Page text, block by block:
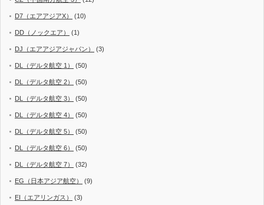
D7（エアアジアX） (10)
DD（ノックエア） (1)
DJ（エアアジアジャパン） (3)
DL（デルタ航空 1） (50)
DL（デルタ航空 2） (50)
DL（デルタ航空 3） (50)
DL（デルタ航空 4） (50)
DL（デルタ航空 5） (50)
DL（デルタ航空 6） (50)
DL（デルタ航空 7） (32)
EG（日本アジア航空） (9)
EI（エアリンガス） (3)